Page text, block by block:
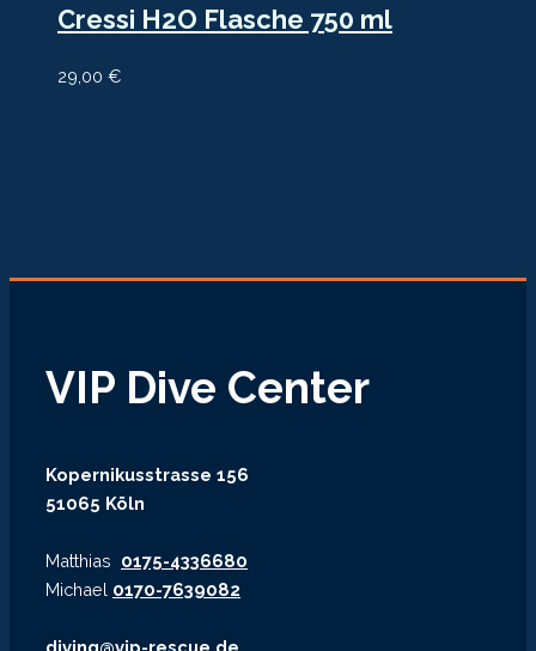
Cressi H2O Flasche 750 ml
29,00 €
VIP Dive Center
Kopernikusstrasse 156
51065 Köln
Matthias 0175-4336680
Michael 0170-7639082